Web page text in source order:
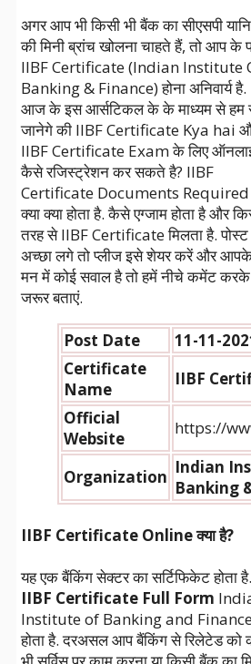
अगर आप भी किसी भी बैंक का सीएसपी यानि
की मिनी ब्रांच खोलना चाहते हैं, तो आप के
IIBF Certificate (Indian Institute
Banking & Finance) होना अनिवार्य है.
आज के इस आर्सटिकल के के माध्यम से हम
जानेगे की IIBF Certificate Kya hai
IIBF Certificate Exam के लिए
कैसे रजिस्ट्रेशन कर सकते है? IIBF
Certificate Documents Required
क्या क्या होता है. कैसे एग्जाम होता है और
तरह से IIBF Certificate मिलता है. पोस्ट
अच्छा लगे तो प्लीज इसे शेयर करें और
मन में कोई सवाल है तो हमें नीचे कमेंट करके
जरूर बताएं.
Post Date
11-11-
Certificate
Name
IIBF
Official
Website
https://
Organization Indian
Banking
IIBF Certificate Online क्या है?
यह एक बैंकिंग सेक्टर का सर्टिफिकेट होता है.
IIBF Certificate Full Form
Institute of Banking and
होता है. दरअसल आप बैंकिंग से रिलेटेड को